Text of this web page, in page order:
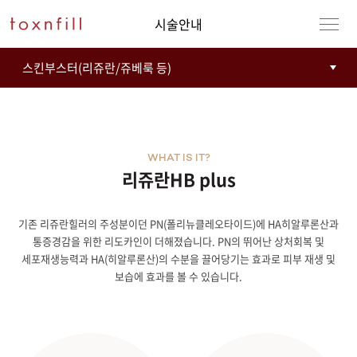
시술안내
리쥬란HB plus
WHAT IS IT?
기존 리쥬란힐러의 주성분이던 PN(폴리뉴클레오타이드)에 HA히알루론산과
통증경감을 위한 리도카인이 더해졌습니다. PN의 뛰어난 상처회복 및
세포재생능력과 HA(히알루론산)의 수분을 끌어당기는 효과로 피부 재생 및
보습에 효과를 볼 수 있습니다. ​​​​​​​